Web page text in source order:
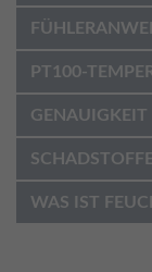
PT100-
GENAUIGKEIT
SCHADSTOFFE
WAS IST